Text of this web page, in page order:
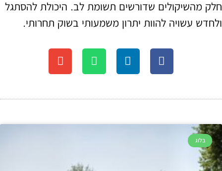
חלק מהשיקולים שדורשים תשומת לב. היכולת להסתגל
ולחדש עשויה להוות יתרון משמעותי בשוק תחרותי.
בלוג